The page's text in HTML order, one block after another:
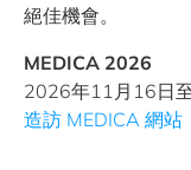
絕佳機會。
MEDICA 2026
2026年11月16日
造訪 MEDICA 網站